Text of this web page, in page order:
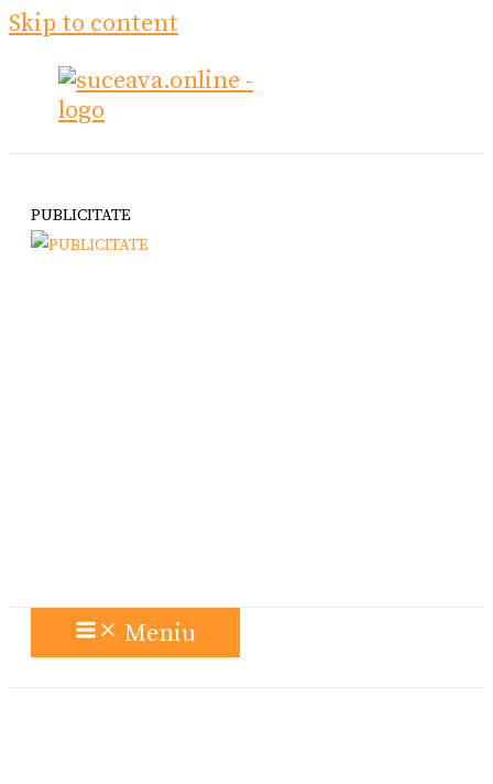
Skip to content
PUBLICITATE
Meniu